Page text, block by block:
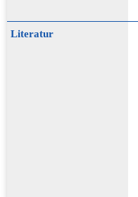
Literatur